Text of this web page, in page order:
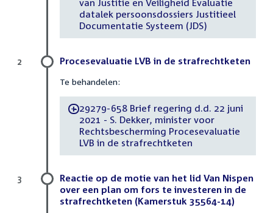
van Justitie en Veiligheid Evaluatie
datalek persoonsdossiers Justitieel
Documentatie Systeem (JDS)
Procesevaluatie LVB in de strafrechtketen
Te behandelen:
-29279-658 Brief regering d.d. 22 juni
2021 - S. Dekker, minister voor
Rechtsbescherming Procesevaluatie
LVB in de strafrechtketen
2
Reactie op de motie van het lid Van Nispen
over een plan om fors te investeren in de
strafrechtketen (Kamerstuk 35564-14)
3